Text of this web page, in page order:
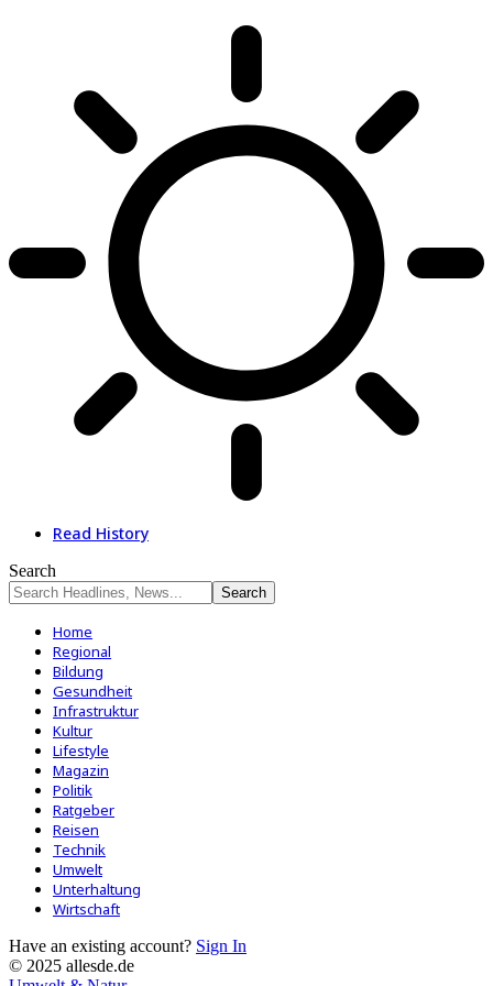
Read History
Search
Home
Regional
Bildung
Gesundheit
Infrastruktur
Kultur
Lifestyle
Magazin
Politik
Ratgeber
Reisen
Technik
Umwelt
Unterhaltung
Wirtschaft
Have an existing account? Sign In
© 2025 allesde.de